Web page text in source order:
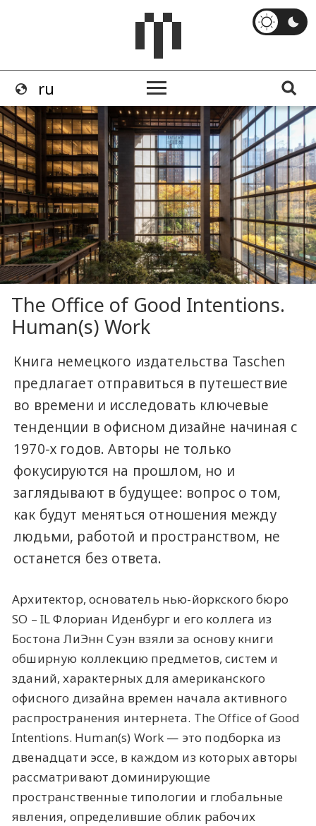
The Office of Good Intentions.
Human(s) Work
Книга немецкого издательства Taschen
предлагает отправиться в путешествие
во времени и исследовать ключевые
тенденции в офисном дизайне начиная с
1970-х годов. Авторы не только
фокусируются на прошлом, но и
заглядывают в будущее: вопрос о том,
как будут меняться отношения между
людьми, работой и пространством, не
останется без ответа.
Архитектор, основатель нью-йоркского бюро
SO – IL Флориан Иденбург и его коллега из
Бостона ЛиЭнн Суэн взяли за основу книги
обширную коллекцию предметов, систем и
зданий, характерных для американского
офисного дизайна времен начала активного
распространения интернета. The Office of Good
Intentions. Human(s) Work — это подборка из
двенадцати эссе, в каждом из которых авторы
рассматривают доминирующие
пространственные типологии и глобальные
явления, определившие облик рабочих